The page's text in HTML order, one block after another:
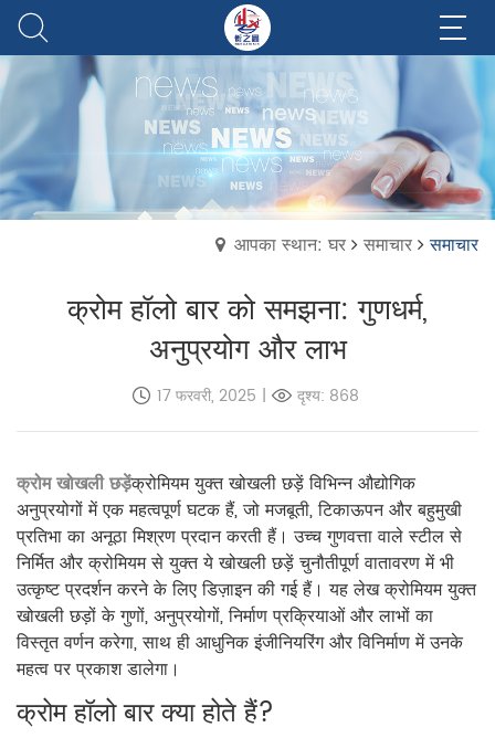
आपका स्थान: घर समाचार समाचार
क्रोम हॉलो बार को समझना: गुणधर्म,
अनुप्रयोग और लाभ
17 फरवरी, 2025 | दृश्य: 868
क्रोम खोखली छड़ेंक्रोमियम युक्त खोखली छड़ें विभिन्न औद्योगिक
अनुप्रयोगों में एक महत्वपूर्ण घटक हैं, जो मजबूती, टिकाऊपन और बहुमुखी
प्रतिभा का अनूठा मिश्रण प्रदान करती हैं। उच्च गुणवत्ता वाले स्टील से
निर्मित और क्रोमियम से युक्त ये खोखली छड़ें चुनौतीपूर्ण वातावरण में भी
उत्कृष्ट प्रदर्शन करने के लिए डिज़ाइन की गई हैं। यह लेख क्रोमियम युक्त
खोखली छड़ों के गुणों, अनुप्रयोगों, निर्माण प्रक्रियाओं और लाभों का
विस्तृत वर्णन करेगा, साथ ही आधुनिक इंजीनियरिंग और विनिर्माण में उनके
महत्व पर प्रकाश डालेगा।
क्रोम हॉलो बार क्या होते हैं?